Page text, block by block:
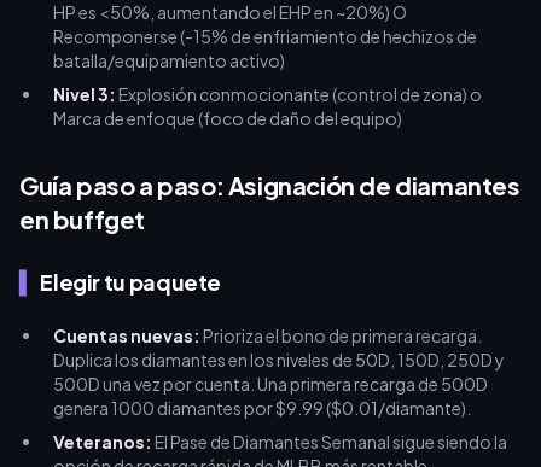
HP es <50%, aumentando el EHP en ~20%) O
Recomponerse (-15% de enfriamiento de hechizos de
batalla/equipamiento activo)
Nivel 3: Explosión conmocionante (control de zona) o
Marca de enfoque (foco de daño del equipo)
Guía paso a paso: Asignación de diamantes
en buffget
Elegir tu paquete
Cuentas nuevas: Prioriza el bono de primera recarga.
Duplica los diamantes en los niveles de 50D, 150D, 250D y
500D una vez por cuenta. Una primera recarga de 500D
genera 1000 diamantes por $9.99 ($0.01/diamante).
Veteranos: El Pase de Diamantes Semanal sigue siendo la